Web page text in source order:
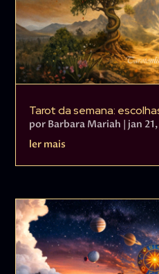
Tarot da semana:
por Barbara Mariah jan
ler mais